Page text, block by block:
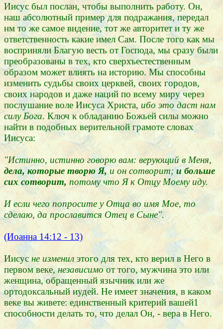
Иисус был послан, чтобы выполнить работу. Он,
наш абсолютный пример для подражания, передал
нм то же самое видение, тот же авторитет и ту же
ответственность какие имел Сам. После того как мы
восприняли Благую весть от Господа, мы сразу были
преобразованы в тех, кто сверхъестественным
образом может влиять на историю. Мы способны
изменить судьбы своих церквей, своих городов,
своих народов и даже наций по всему миру через
послушание воле Иисуса Христа, ибо это даст нам
силу Бога. Ключ к обладанию Божьей силы можно
найти в подобных верительной грамоте словах
Иисуса:
"Истинно, истинно говорю вам: верующий в Меня,
дела, которые творю Я,и он сотворит;и больше
сих сотворит, потому что Я к Отцу Моему иду.
И если чего попросите у Отца во имя Мое, то
сделаю, да прославится Отец в Сыне".
(Иоанна 14:12 - 13)
Иисусне изменил этого для тех, кто верил в Него в
первом веке,независимоот того, мужчина это или
женщина, обращенный язычник или же
ортодоксальный иудей. Не имеет значения, в каком
веке вы живете: единственный критерий вашей1
способности делать то, что делал Он, - вера в Него.